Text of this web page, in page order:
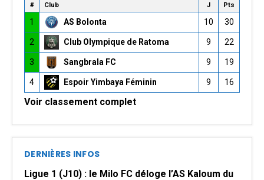
# Club J Pts
1 AS Bolonta 10 30
2 Club Olympique de Ratoma 9 22
3 Sangbrala FC 9 19
4 Espoir Yimbaya Féminin 9 16
Voir classement complet
DERNIÈRES INFOS
Ligue 1 (J10) : le Milo FC déloge l’AS Kaloum du